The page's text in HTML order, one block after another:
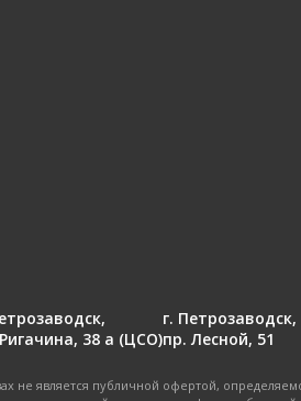
,
38 а (ЦСО)
г. Петрозаводск,
пр. Лесной, 51
не является публичной офертой,